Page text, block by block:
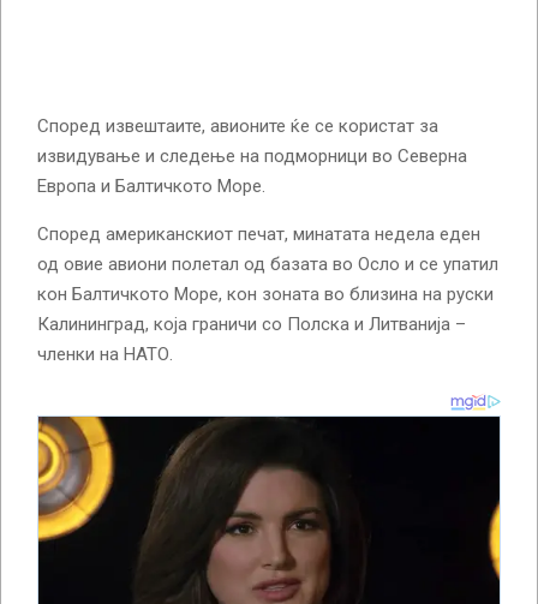
Според извештаите, авионите ќе се користат за
извидување и следење на подморници во Северна
Европа и Балтичкото Море.
Според американскиот печат, минатата недела еден
од овие авиони полетал од базата во Осло и се упатил
кон Балтичкото Море, кон зоната во близина на руски
Калининград, која граничи со Полска и Литванија –
членки на НАТО.